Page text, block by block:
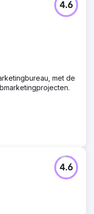
4.6
met de
4.6